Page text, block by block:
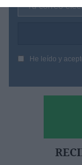
Tu correo
He leído y